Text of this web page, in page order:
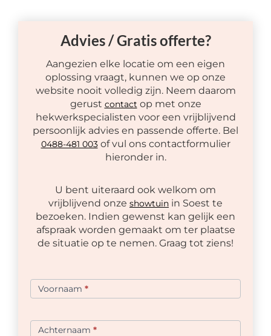
Advies / Gratis offerte?
Aangezien elke locatie om een eigen
oplossing vraagt, kunnen we op onze
website nooit volledig zijn. Neem daarom
gerust contact op met onze
hekwerkspecialisten voor een vrijblijvend
persoonlijk advies en passende offerte. Bel
0488-481 003of vul ons contactformulier
hieronder in.
U bent uiteraard ook welkom om
vrijblijvend onze showtuin in Soest te
bezoeken. Indien gewenst kan gelijk een
afspraak worden gemaakt om ter plaatse
de situatie op te nemen. Graag tot ziens!
formulier
VDH
Voornaam *
Achternaam *